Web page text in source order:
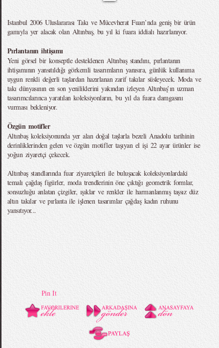
Istanbul 2006 Uluslararası Takı ve Mücevherat Fuarı’nda geniş bir ürün
gamıyla yer alacak olan Altınbaş, bu yıl ki fuara iddialı hazırlanıyor.
Pırlantanın ihtişamı
Yeni görsel bir konseptle desteklenen Altınbaş standını, pırlantanın
ihtişamının yansıtıldığı görkemli tasarımların yanısıra, günlük kullanıma
uygun renkli değerli taşlardan hazırlanan zarif takılar süsleyecek. Moda ve
takı dünyasının en son yeniliklerini yakından izleyen Altınbaş’ın uzman
tasarımcılarınca yaratılan koleksiyonların, bu yıl da fuara damgasını
vurması bekleniyor.
Özgün motifler
Altınbaş koleksiyonunda yer alan doğal taşlarla bezeli Anadolu tarihinin
derinliklerinden gelen ve özgün motifler taşıyan el işi 22 ayar ürünler ise
yoğun ziyaretçi çekecek.
Altınbaş standlarında fuar ziyaretçileri ile buluşacak koleksiyonlardaki
temalı çağdaş figürler, moda trendlerinin öne çıktığı geometrik formlar,
sonsuzluğu anlatan çizgiler, ışıklar ve renkler ile harmanlanmış taşsız düz
altın takılar ve pırlanta ile işlenen tasarımlar çağdaş kadın ruhunu
yansıtıyor...
Pin It